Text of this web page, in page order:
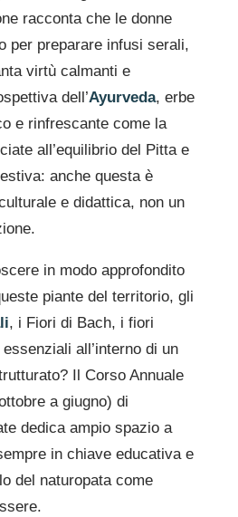
racconta che le donne
per preparare infusi serali,
virtù calmanti e
dell’Ayurveda, erbe
e rinfrescante come la
all’equilibrio del Pitta e
anche questa è
e didattica, non un
in modo approfondito
piante del territorio, gli
, i Fiori di Bach, i fiori
all’interno di un
Il Corso Annuale
a giugno) di
dedica ampio spazio a
in chiave educativa e
del naturopata come